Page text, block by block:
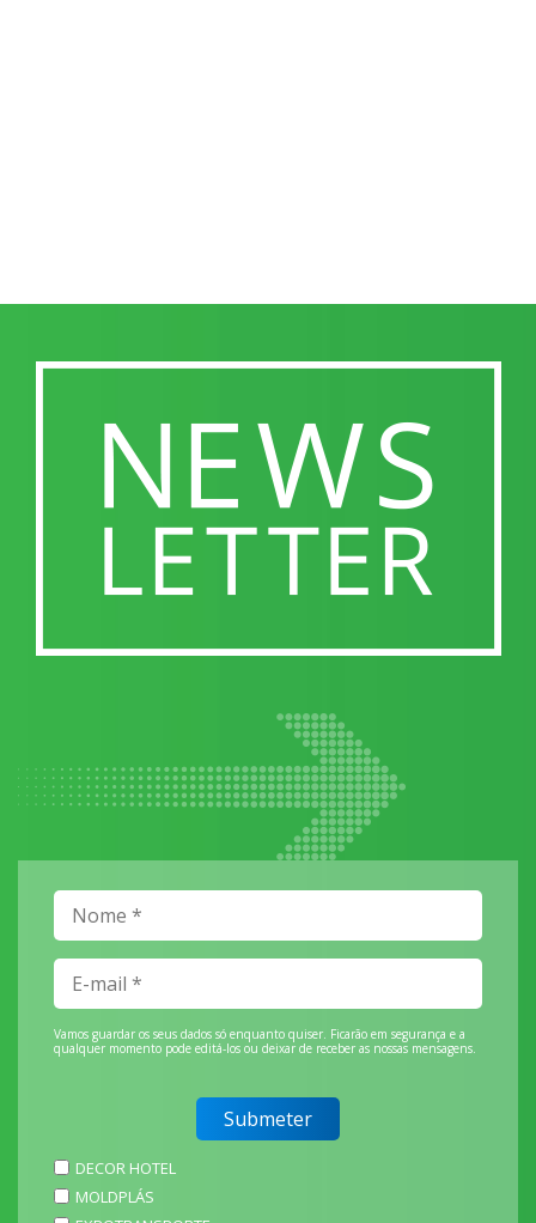
Vamos guardar os seus dados só enquanto quiser. Ficarão em segurança e a
qualquer momento pode editá-los ou deixar de receber as nossas mensagens.
DECOR HOTEL
MOLDPLÁS